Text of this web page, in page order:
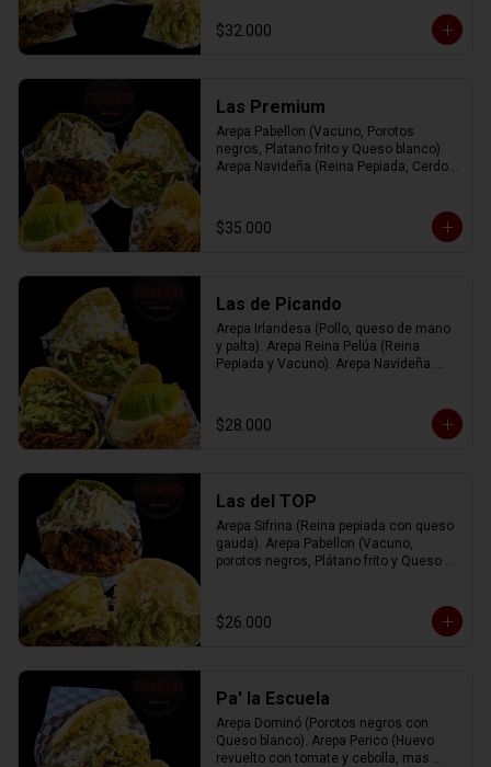
$32.000
Las Premium
Arepa Pabellon (Vacuno, Porotos
negros, Platano frito y Queso blanco).
Arepa Navideña (Reina Pepiada, Cerdo,
(Mix de vacuno, pollo y cerdo con queso
gauda).
$35.000
Las de Picando
Arepa Irlandesa (Pollo, queso de mano
y palta). Arepa Reina Pelúa (Reina
Pepiada y Vacuno). Arepa Navideña
$28.000
Las del TOP
Arepa Sifrina (Reina pepiada con queso
gauda). Arepa Pabellon (Vacuno,
porotos negros, Plátano frito y Queso
$26.000
Pa' la Escuela
Arepa Dominó (Porotos negros con
Queso blanco). Arepa Perico (Huevo
revuelto con tomate y cebolla, mas